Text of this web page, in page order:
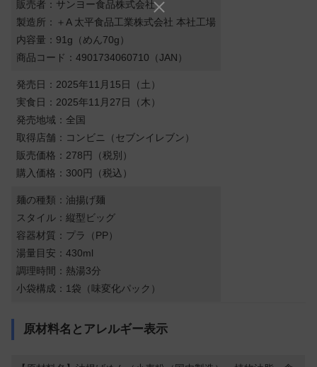
販売者：サンヨー食品株式会社
製造所：＋A 太平食品工業株式会社 本社工場
内容量：91g（めん70g）
商品コード：4901734060710（JAN）
発売日：2025年11月15日（土）
実食日：2025年11月27日（木）
発売地域：全国
取得店舗：コンビニ（セブンイレブン）
販売価格：278円（税別）
購入価格：300円（税込）
麺の種類：油揚げ麺
スタイル：縦型ビッグ
容器材質：プラ（PP）
湯量目安：430ml
調理時間：熱湯3分
小袋構成：1袋（味変化パック）
原材料名とアレルギー表示